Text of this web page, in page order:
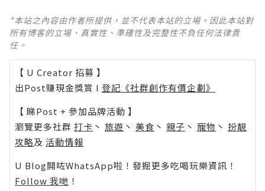
*本站之內容由作者所提供，並不代表本站的立場。因此本站對
所有博客的立場、真實性、準確性及完整性不負任何法律責
任。
【 U Creator 招募 】
出Post賺現金獎賞 l 登記《社群創作有價企劃》
【 睇Post + 參加品牌活動 】
瀏覽更多社群 打卡 丶 旅遊 丶 美食 丶 親子 丶 寵物 丶 扮靚
攻略及 活動情報
U Blog開咗WhatsApp啦！發掘更多吃喝玩樂資訊！
Follow 我哋 ！